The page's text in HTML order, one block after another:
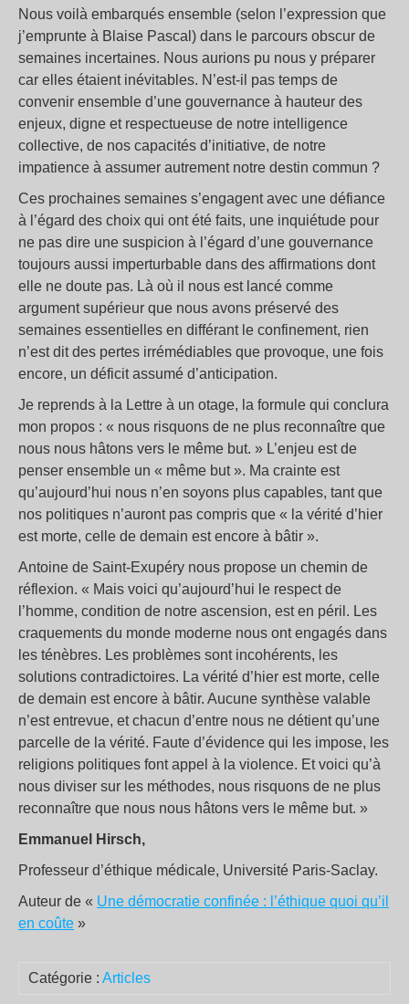
Nous voilà embarqués ensemble (selon l’expression que
j’emprunte à Blaise Pascal) dans le parcours obscur de
semaines incertaines. Nous aurions pu nous y préparer
car elles étaient inévitables. N’est-il pas temps de
convenir ensemble d’une gouvernance à hauteur des
enjeux, digne et respectueuse de notre intelligence
collective, de nos capacités d’initiative, de notre
impatience à assumer autrement notre destin commun ?
Ces prochaines semaines s’engagent avec une défiance
à l’égard des choix qui ont été faits, une inquiétude pour
ne pas dire une suspicion à l’égard d’une gouvernance
toujours aussi imperturbable dans des affirmations dont
elle ne doute pas. Là où il nous est lancé comme
argument supérieur que nous avons préservé des
semaines essentielles en différant le confinement, rien
n’est dit des pertes irrémédiables que provoque, une fois
encore, un déficit assumé d’anticipation.
Je reprends à la Lettre à un otage, la formule qui conclura
mon propos : « nous risquons de ne plus reconnaître que
nous nous hâtons vers le même but. » L’enjeu est de
penser ensemble un « même but ». Ma crainte est
qu’aujourd’hui nous n’en soyons plus capables, tant que
nos politiques n’auront pas compris que « la vérité d’hier
est morte, celle de demain est encore à bâtir ».
Antoine de Saint-Exupéry nous propose un chemin de
réflexion. « Mais voici qu’aujourd’hui le respect de
l’homme, condition de notre ascension, est en péril. Les
craquements du monde moderne nous ont engagés dans
les ténèbres. Les problèmes sont incohérents, les
solutions contradictoires. La vérité d’hier est morte, celle
de demain est encore à bâtir. Aucune synthèse valable
n’est entrevue, et chacun d’entre nous ne détient qu’une
parcelle de la vérité. Faute d’évidence qui les impose, les
religions politiques font appel à la violence. Et voici qu’à
nous diviser sur les méthodes, nous risquons de ne plus
reconnaître que nous nous hâtons vers le même but. »
Emmanuel Hirsch,
Professeur d’éthique médicale, Université Paris-Saclay.
Auteur de « Une démocratie confinée : l’éthique quoi qu’il
en coûte »
Catégorie : Articles